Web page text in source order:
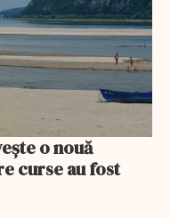
o nouă
curse au fost